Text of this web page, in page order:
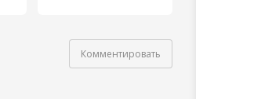
Комментировать